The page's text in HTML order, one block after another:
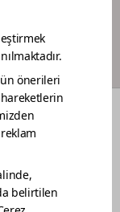
RENOVASYON